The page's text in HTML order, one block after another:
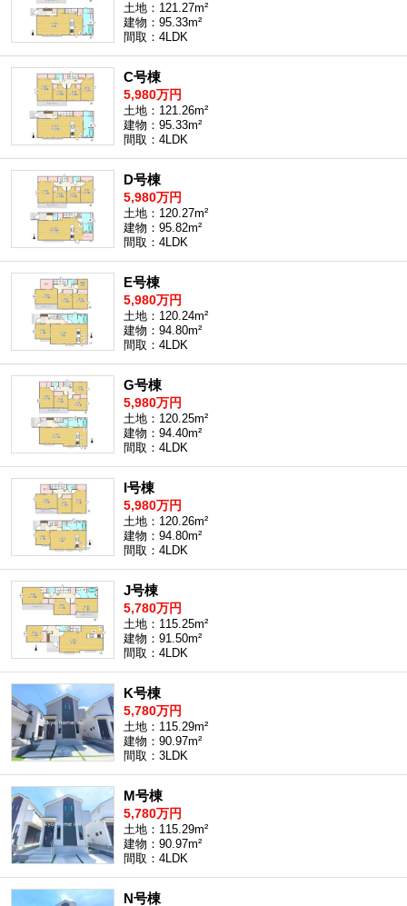
土地：121.27m²
建物：95.33m²
間取：4LDK
C号棟
5,980万円
土地：121.26m²
建物：95.33m²
間取：4LDK
D号棟
5,980万円
土地：120.27m²
建物：95.82m²
間取：4LDK
E号棟
5,980万円
土地：120.24m²
建物：94.80m²
間取：4LDK
G号棟
5,980万円
土地：120.25m²
建物：94.40m²
間取：4LDK
I号棟
5,980万円
土地：120.26m²
建物：94.80m²
間取：4LDK
J号棟
5,780万円
土地：115.25m²
建物：91.50m²
間取：4LDK
K号棟
5,780万円
土地：115.29m²
建物：90.97m²
間取：3LDK
M号棟
5,780万円
土地：115.29m²
建物：90.97m²
間取：4LDK
N号棟